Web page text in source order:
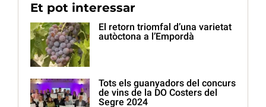
Et pot interessar
El retorn triomfal d’una varietat
autòctona a l’Empordà
Tots els guanyadors del concurs
de vins de la DO Costers del
Segre 2024